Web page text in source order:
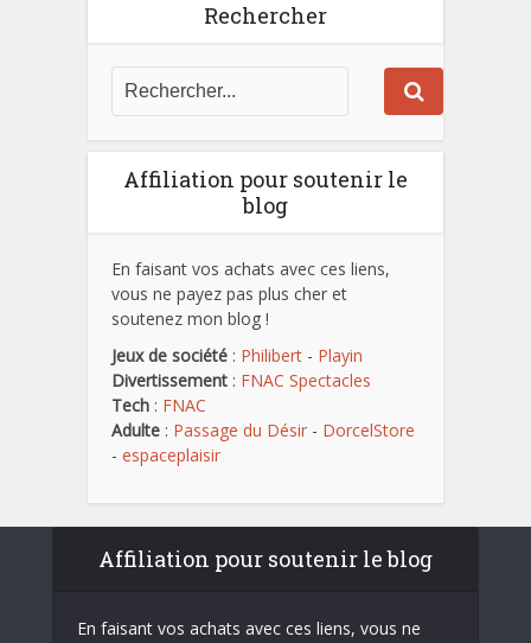
Rechercher
Affiliation pour soutenir le
blog
En faisant vos achats avec ces liens,
vous ne payez pas plus cher et
soutenez mon blog !
Jeux de société : Philibert - Playin
Divertissement : FNAC Spectacles
Tech : FNAC
Adulte : Passage du Désir - DorcelStore
- espaceplaisir
Affiliation pour soutenir le blog
En faisant vos achats avec ces liens, vous ne